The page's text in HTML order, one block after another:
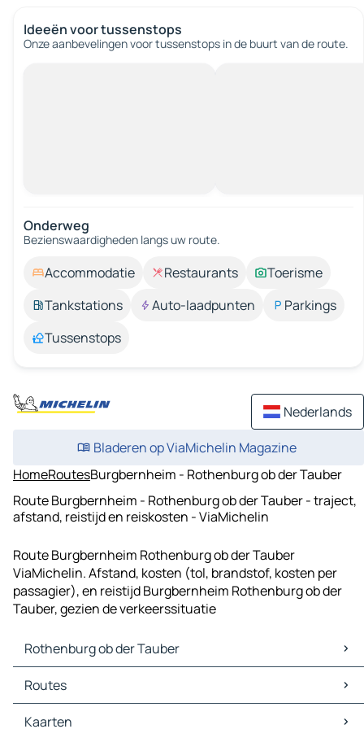
Ideeën voor tussenstops
Onze aanbevelingen voor tussenstops in de buurt van de route.
Onderweg
Bezienswaardigheden langs uw route.
Accommodatie Restaurants
Toerisme
Tankstations
Auto-laadpunten
Parkings
Tussenstops
Nederlands
Bladeren op ViaMichelin Magazine
HomeRoutesBurgbernheim - Rothenburg ob der Tauber
Route Burgbernheim - Rothenburg ob der Tauber - traject,
afstand, reistijd en reiskosten - ViaMichelin
Route Burgbernheim Rothenburg ob der Tauber
ViaMichelin. Afstand, kosten (tol, brandstof, kosten per
passagier), en reistijd Burgbernheim Rothenburg ob der
Tauber, gezien de verkeerssituatie
Rothenburg ob der Tauber
Rothenburg ob der Tauber Kaarten
Rothenburg ob der Tauber Verkeer
Rothenburg ob der Tauber Hotels
Routes
Routes Rothenburg ob der Tauber - Burgbernheim
Kaarten